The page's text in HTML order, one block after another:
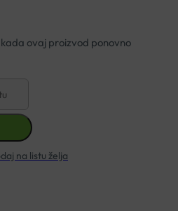
na listu želja